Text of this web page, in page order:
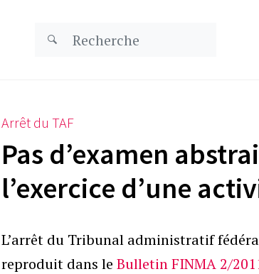
Arrêt du TAF
Pas d’examen
l’exercice d’une
L’arrêt du Tribunal administratif
reproduit dans le Bulletin FINMA 2/